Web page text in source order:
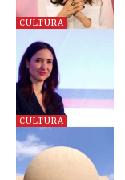
CULTURA
CULTURA